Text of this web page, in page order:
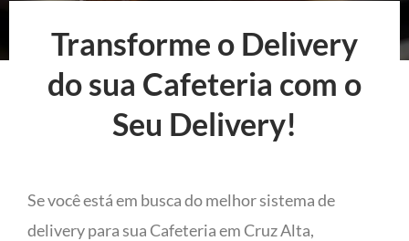
Transforme o Delivery
do sua Cafeteria com o
Seu Delivery!
Se você está em busca do melhor sistema de
delivery para sua Cafeteria em Cruz Alta,